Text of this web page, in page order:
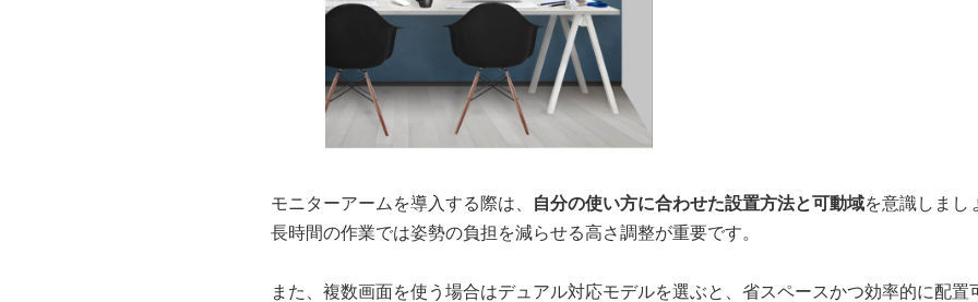
モニターアームを導入する際は、 自分の使い方に合わせた設置方法と可動域を意識しまし
長時間の作業では姿勢の負担を減らせる高さ調整が重要です。
また、複数画面を使う場合はデュアル対応モデルを選ぶと、省スペースかつ効率的に配置